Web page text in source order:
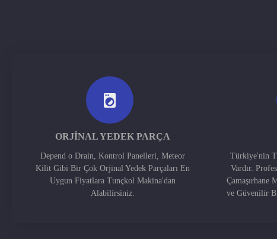
ORJINAL YEDEK PARÇA
Depend o Drain, Kontrol Panelleri, Meteor
Kilit Gibi Bir Çok Orjinal Yedek Parçaları En
Uygun Fiyatlara Tunçkol Makina'dan
Alabilirsiniz.
Türkiye'nin
Vardır.
Çamaşırhane
ve Güvenilir